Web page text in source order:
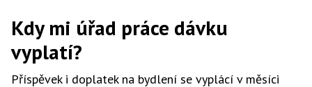
Kdy mi úřad práce dávku
vyplatí?
Příspěvek i doplatek na bydlení se vyplácí v měsíci